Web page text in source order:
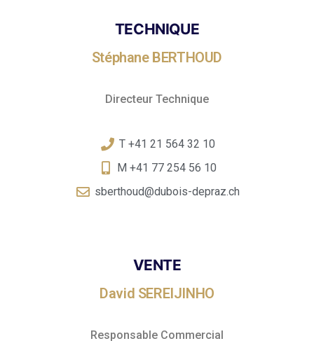
TECHNIQUE
Stéphane BERTHOUD
Directeur Technique
T +41 21 564 32 10
M +41 77 254 56 10
sberthoud@dubois-depraz.ch
VENTE
David SEREIJINHO
Responsable Commercial